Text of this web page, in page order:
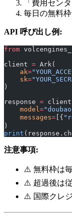
「費用セン
毎日の無料
API 呼び出し例:
from
client = Ark(
    ak
=
    sk
=
)
response =
    model
=
    messages
= [{
)
print
注意事項:
⚠️ 無料枠は
⚠️ 超過後は従
⚠️ 国際クレ